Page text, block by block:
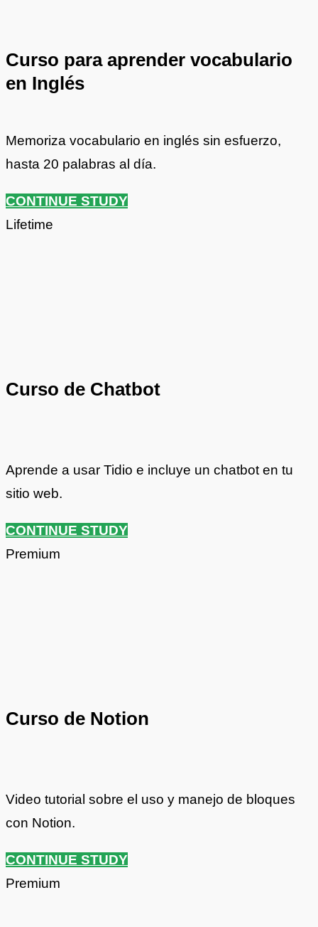
Curso para aprender vocabulario
en Inglés
Memoriza vocabulario en inglés sin esfuerzo,
hasta 20 palabras al día.
CONTINUE STUDY
Lifetime
Curso de Chatbot
Aprende a usar Tidio e incluye un chatbot en tu
sitio web.
CONTINUE STUDY
Premium
Curso de Notion
Video tutorial sobre el uso y manejo de bloques
con Notion.
CONTINUE STUDY
Premium